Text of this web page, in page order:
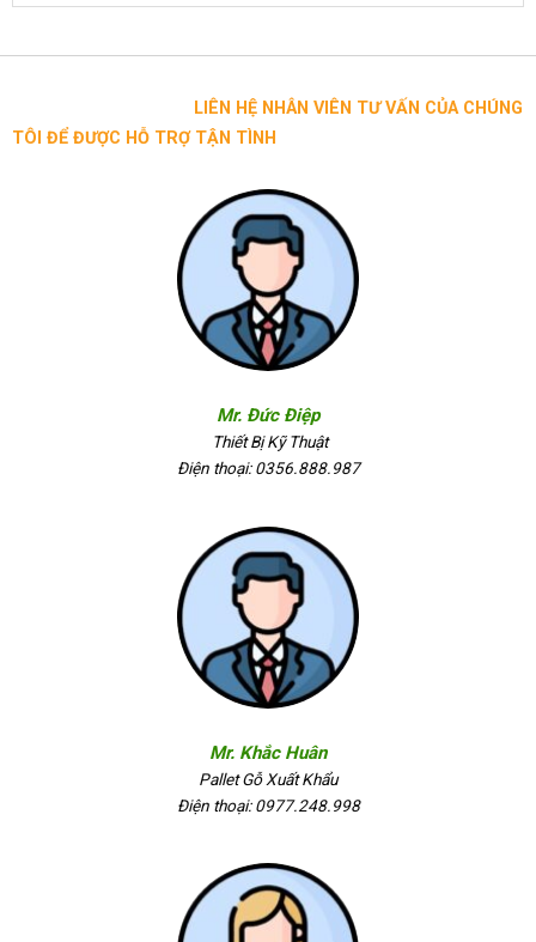
LIÊN HỆ NHÂN VIÊN TƯ VẤN CỦA CHÚNG
TÔI ĐỂ ĐƯỢC HỖ TRỢ TẬN TÌNH
Mr. Đức Điệp
Thiết Bị Kỹ Thuật
Điện thoại: 0356.888.987
Mr. Khắc Huân
Pallet Gỗ Xuất Khẩu
Điện thoại: 0977.248.998